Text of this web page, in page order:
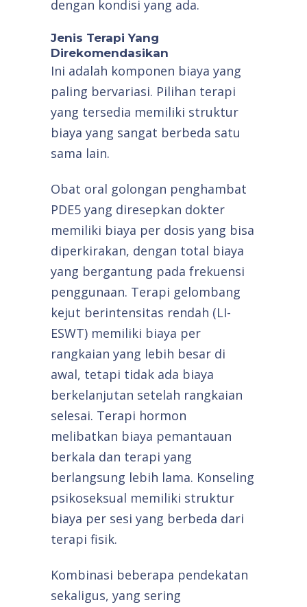
dengan kondisi yang ada.
Jenis Terapi Yang
Direkomendasikan
Ini adalah komponen biaya yang
paling bervariasi. Pilihan terapi
yang tersedia memiliki struktur
biaya yang sangat berbeda satu
sama lain.
Obat oral golongan penghambat
PDE5 yang diresepkan dokter
memiliki biaya per dosis yang bisa
diperkirakan, dengan total biaya
yang bergantung pada frekuensi
penggunaan. Terapi gelombang
kejut berintensitas rendah (LI-
ESWT) memiliki biaya per
rangkaian yang lebih besar di
awal, tetapi tidak ada biaya
berkelanjutan setelah rangkaian
selesai. Terapi hormon
melibatkan biaya pemantauan
berkala dan terapi yang
berlangsung lebih lama. Konseling
psikoseksual memiliki struktur
biaya per sesi yang berbeda dari
terapi fisik.
Kombinasi beberapa pendekatan
sekaligus, yang sering